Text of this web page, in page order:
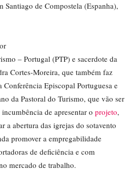
Santiago de Compostela (Espanha),
– Portugal (PTP) e sacerdote da
Cortes-Moreira, que também faz
Episcopal Portuguesa e
da Pastoral do Turismo, que vão ser
de apresentar o projeto,
a abertura das igrejas do sotavento
promover a empregabilidade
de deficiência e com
mercado de trabalho.